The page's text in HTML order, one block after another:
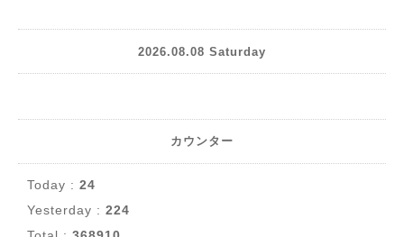
2026.08.08 Saturday
カウンター
Today : 24
Yesterday : 224